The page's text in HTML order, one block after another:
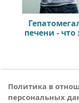
печени - что
Политика в
персональных